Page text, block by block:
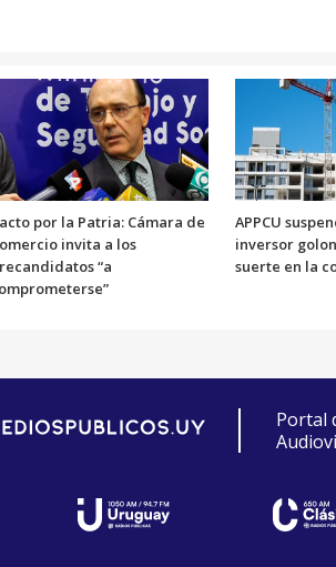
por la Patria: Cámara de
invita a los
“a
APPCU
inversor
suerte en la
Portal